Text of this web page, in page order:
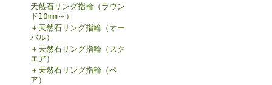
天然石リング指輪（ラウン
ド10mm～）
＋天然石リング指輪（オー
バル）
＋天然石リング指輪（スク
エア）
＋天然石リング指輪（ペ
ア）